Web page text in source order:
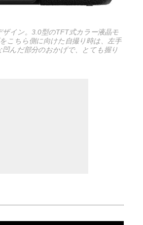
イン。3.0型のTFT式カラー液晶モ
こちら側に向けた自撮り時は、左手
んだ部分のおかげで、とても握り